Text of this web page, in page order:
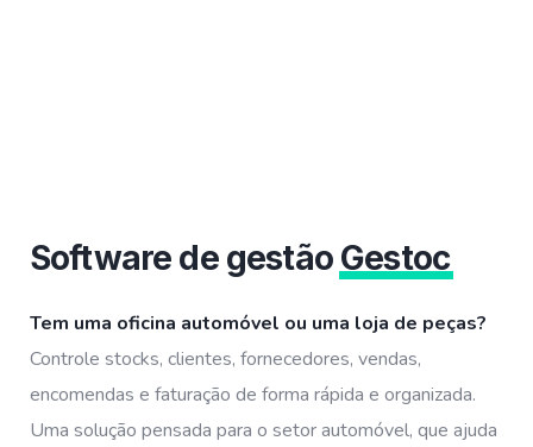
Software de gestão Gestoc
Tem uma oficina automóvel ou uma loja de peças?
Controle stocks, clientes, fornecedores, vendas,
encomendas e faturação de forma rápida e organizada.
Uma solução pensada para o setor automóvel, que ajuda